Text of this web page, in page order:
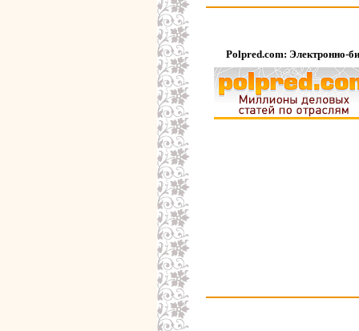
Polpred.com: Электронно-